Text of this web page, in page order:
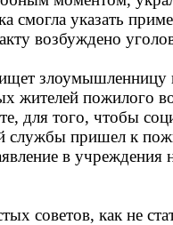
смогла указать
возбуждено
жителей пожилого
для того, чтобы
службы пришел к
в учреждения
советов, как не